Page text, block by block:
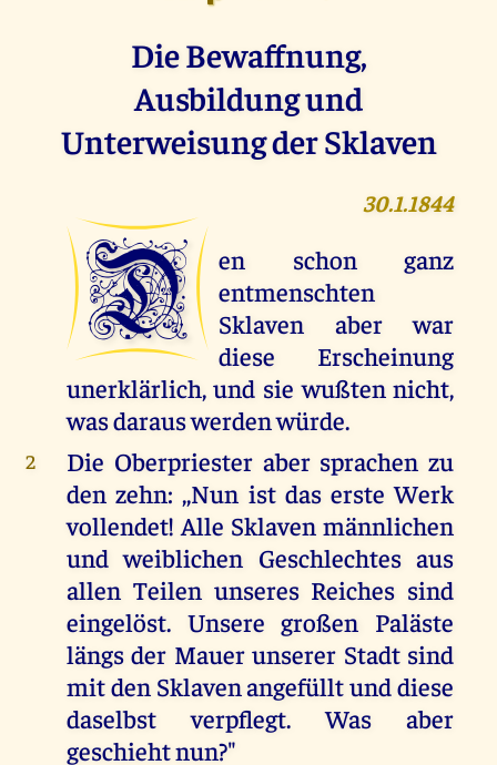
Die Bewaffnung,
Ausbildung und
Unterweisung der Sklaven
30.1.1844
D
en schon ganz
entmenschten
Sklaven aber war
diese Erscheinung
unerklärlich, und sie wußten nicht,
was daraus werden würde.
2
Die Oberpriester aber sprachen zu
den zehn: ,,Nun ist das erste Werk
vollendet! Alle Sklaven männlichen
und weiblichen Geschlechtes aus
allen Teilen unseres Reiches sind
eingelöst. Unsere großen Paläste
längs der Mauer unserer Stadt sind
mit den Sklaven angefüllt und diese
daselbst verpflegt. Was aber
geschieht nun?"